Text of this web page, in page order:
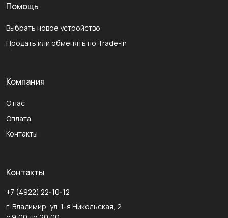
Помощь
Выбрать новое устройство
Продать или обменять по Trade-In
Компания
О нас
Оплата
Контакты
Контакты
+7 (4922) 22-10-12
г. Владимир, ул. 1-я Никольская, 2